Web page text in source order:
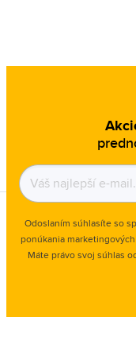
Odoslaním súhlasíte so
ponúkania
Máte právo svoj súhlas